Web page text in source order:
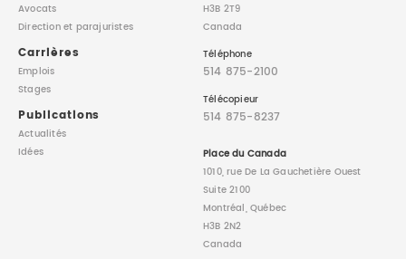
Avocats
Directionet parajuristes
Carrières
Emplois
Stages
Publications
Actualités
Idées
H3B 2T9
Canada
Téléphone
514 875-2100
Télécopieur
514 875-8237
Place du Canada
1010, rue De La Gauchetière Ouest
Suite 2100
Montréal, Québec
H3B 2N2
Canada